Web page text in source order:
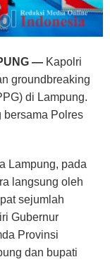
— Kapolri
groundbreaking
di Lampung.
bersama Polres
Lampung, pada
langsung oleh
sejumlah
Gubernur
Provinsi
dan bupati